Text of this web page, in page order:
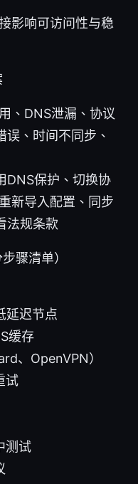
影响可访问性与稳
、DNS泄漏、协议
、时间不同步、
DNS保护、切换协
新导入配置、同步
法规条款
骤清单）
延迟节点
缓存
、OpenVPN）
试
测试